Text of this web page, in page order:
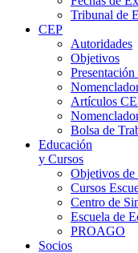
Tribunal de
CEP
Autoridades
Objetivos
Artículos
Bolsa de
Educación
y Cursos
Objetivos
Cursos
Centro de
Escuela de
PROAGO
Socios